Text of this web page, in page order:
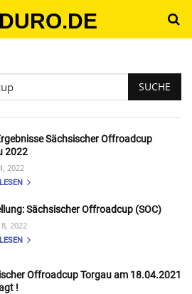
Sächsischer Offroadcup
2022
2022
Sächsischer Offroadcup (SOC)
2022
Offroadcup Torgau am 18.04.2021
!